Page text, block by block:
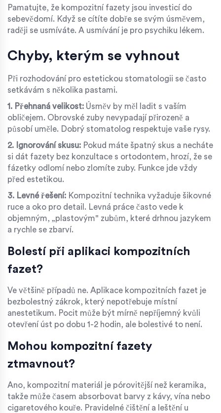
Pamatujte, že kompozitní fazety jsou investicí do
sebevědomí. Když se cítíte dobře se svým úsměvem,
raději se usmíváte. A usmívání je pro psychiku lékem.
Chyby, kterým se vyhnout
Při rozhodování pro estetickou stomatologii se často
setkávám s několika pastami.
1. Přehnaná velikost: Úsměv by měl ladit s vaším
obličejem. Obrovské zuby nevypadají přirozeně a
působí uměle. Dobrý stomatolog respektuje vaše rysy.
2. Ignorování skusu: Pokud máte špatný skus a necháte
si dát fazety bez konzultace s ortodontem, hrozí, že se
fázetky odlomí nebo zlomíte zuby. Funkce jde vždy
před estetikou.
3. Levné řešení: Kompozitní technika vyžaduje šikovné
ruce a oko pro detail. Levná práce často vede k
objemným, „plastovým" zubům, které drhnou jazykem
a rychle se zbarví.
Bolestí při aplikaci kompozitních
fazet?
Ve většině případů ne. Aplikace kompozitních fazet je
bezbolestný zákrok, který nepotřebuje místní
anestetikum. Pocit může být mírně nepříjemný kvůli
otevření úst po dobu 1-2 hodin, ale bolestivé to není.
Mohou kompozitní fazety
ztmavnout?
Ano, kompozitní materiál je pórovitější než keramika,
takže může časem absorbovat barvy z kávy, vína nebo
cigaretového kouře. Pravidelné čištění a leštění u